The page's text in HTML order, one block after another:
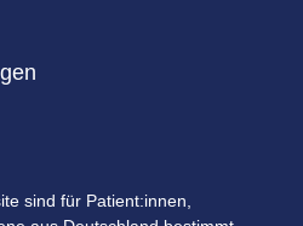
sind für Patient:innen,